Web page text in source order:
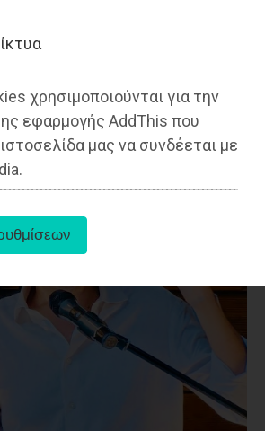
χρησιμοποιούνται για την
εφαρμογής AddThis που
μας να συνδέεται με
Ψηφιακά βήματα, κοινωνική
ενόψει Πάσχα